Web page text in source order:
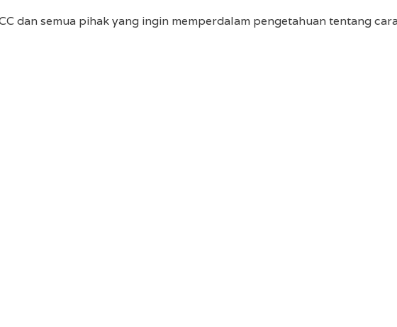
dan semua pihak yang ingin memperdalam pengetahuan tentang